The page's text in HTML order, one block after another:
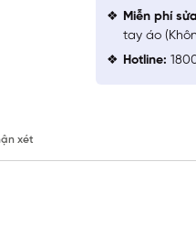
Miễn phí
tay áo
Hotline:
xét